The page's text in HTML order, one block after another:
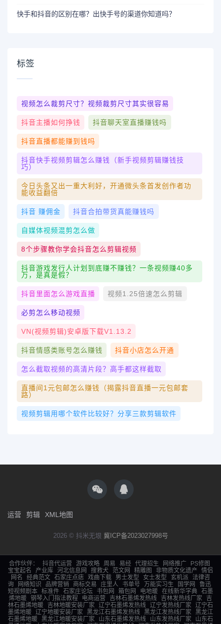
快手和抖音的区别在哪？出快手号的渠道你知道吗？
标签
视频怎么裁剪尺寸？视频裁剪尺寸其实很容易
抖音主播如何挣钱 抖音聊天室直播赚钱吗
抖音直播都能赚到钱吗
抖音快手视频剪辑怎么赚钱（新手视频剪辑赚钱技
巧）
今日头条又出一重大利好，开通微头条首发创作者功
能收益翻倍
抖音 赚佣金 抖音合拍带货真能赚钱吗
自媒体视频混剪怎么做
8个步骤教你学会抖音怎么剪辑视频
抖音游戏发行人计划到底赚不赚钱？一条视频赚40多
万，是真是假？
抖音里面怎么游戏直播 视频1.25倍速怎么剪辑
必剪怎么移动视频
VN(视频剪辑)安卓版下载v1.13.2
抖音情感类账号怎么赚钱 抖音小店怎么开通
怎么截取视频的高清片段？高手都这样截取
直播间1元包邮怎么赚钱（揭露抖音直播一元包邮套
路）
视频剪辑用哪个软件比较好？分享三款剪辑软件
运营 剪辑 XML地图
2026 © 抖米无垠 冀ICP备2023027998号
合作伙伴： 抖音代运营 游戏攻略 周易 易经 代理招生 网络推广
PS修图
宝宝起名
产业库 河北信息网 搜救犬 范文网 精雕图 非物质文化遗产
情侣
网名
经典范文 石家庄点痣 戏曲下载 男士发型 女士发型 玄机派
法律咨
询
网络知识 品牌营销 商标交易 庄里人 书单号 万能实习生 国学网
鲁迅
短视频剧本 标准件 石家庄论坛 书包网 箱包网 电地暖 在线新华字典 石墨
烯地暖 钢琴入门指法教程 电商运营 吉林石墨烯发热线 吉林发热线厂家
吉
林石墨烯地暖
吉林地暖安装厂家 辽宁石墨烯发热线 辽宁发热线厂家 辽宁石
墨烯地暖 辽宁地暖安装厂家 黑龙江石墨烯发热线 黑龙江发热线厂家 黑龙江
石墨烯地暖 黑龙江地暖安装厂家 山东石墨烯发热线 山东发热线厂家
山东石